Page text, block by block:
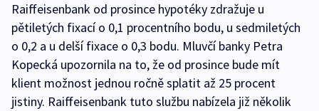
Raiffeisenbank od prosince hypotéky zdražuje u
pětiletých fixací o 0,1 procentního bodu, u sedmiletých
o 0,2 a u delší fixace o 0,3 bodu. Mluvčí banky Petra
Kopecká upozornila na to, že od prosince bude mít
klient možnost jednou ročně splatit až 25 procent
jistiny. Raiffeisenbank tuto službu nabízela již několik